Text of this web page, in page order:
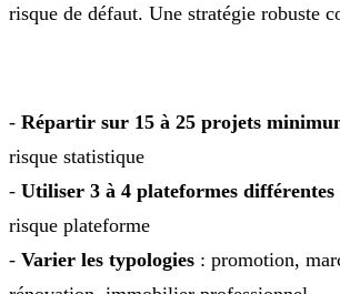
risque de défaut. Une stratégie robuste
- Répartir sur 15 à 25 projets
risque statistique
- Utiliser 3 à 4 plateformes différentes
risque plateforme
- Varier les typologies : promotion,